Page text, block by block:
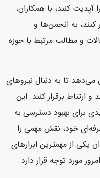
کنند، با همکاران،
به انجمن‌ها و
و مطالب مرتبط با حوزه
تا به دنبال نیروهای
ارتباط برقرار کنند. این
برای بهبود دسترسی به
خود، نقش مهمی را
یکی از مهمترین ابزارهای
مورد توجه قرار دارد.